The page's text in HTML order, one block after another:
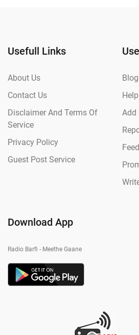
Usefull Links
About Us
Contact Us
Disclaimer And Terms Of
Service
Privacy Policy
Guest Post Service
Blog
Help
Add
Download App
Radio Barfi - Meethe Gaane